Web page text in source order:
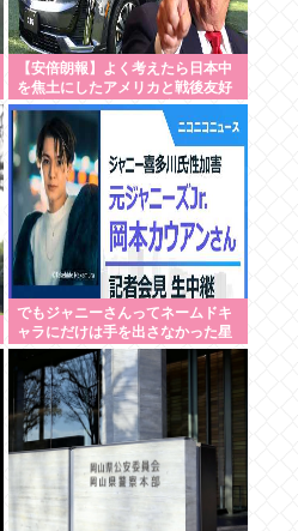
【安倍朗報】よく考えたら日本中
を焦土にしたアメリカと戦後友好
関係築いてるのって奇跡だよな
でもジャニーさんってネームドキ
ャラにだけは手を出さなかった星
人だよな